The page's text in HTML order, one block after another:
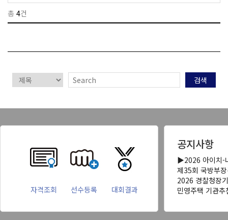
총 4건
검색
자격조회 선수등록 대회결과
공지사항
▶2026 아이치-
제35회 국방부
2026 경찰청장
민영주택 기관